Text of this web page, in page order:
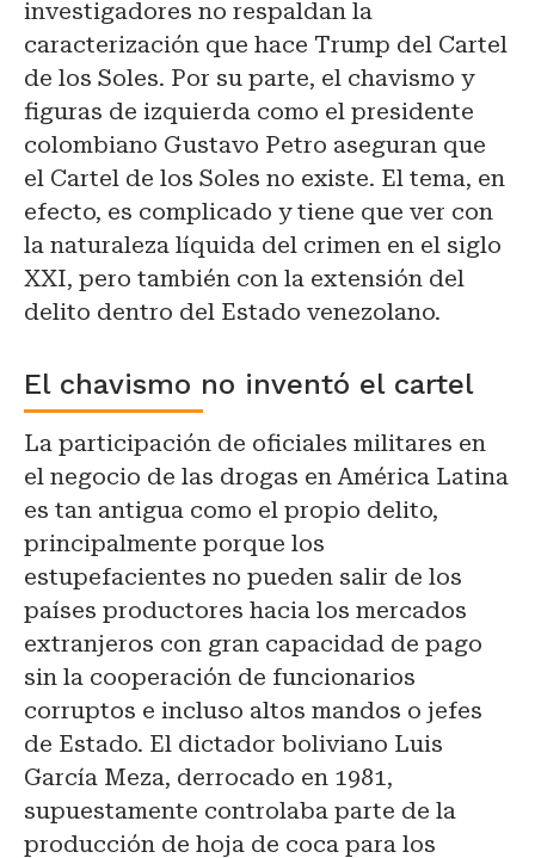
investigadores no respaldan la
caracterización que hace Trump del Cartel
de los Soles. Por su parte, el chavismo y
figuras de izquierda como el presidente
colombiano Gustavo Petro aseguran que
el Cartel de los Soles no existe. El tema, en
efecto, es complicado y tiene que ver con
la naturaleza líquida del crimen en el siglo
XXI, pero también con la extensión del
delito dentro del Estado venezolano.
El chavismo no inventó el cartel
La participación de oficiales militares en
el negocio de las drogas en América Latina
es tan antigua como el propio delito,
principalmente porque los
estupefacientes no pueden salir de los
países productores hacia los mercados
extranjeros con gran capacidad de pago
sin la cooperación de funcionarios
corruptos e incluso altos mandos o jefes
de Estado. El dictador boliviano Luis
García Meza, derrocado en 1981,
supuestamente controlaba parte de la
producción de hoja de coca para los